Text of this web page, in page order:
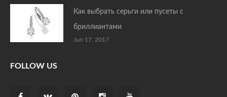
Как выбрать серьги или пусеты с
бриллиантами
Jun 17, 2017
FOLLOW US